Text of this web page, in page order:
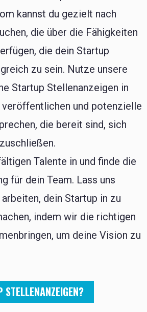
kannst du gezielt nach
die über die Fähigkeiten
die dein Startup
zu sein. Nutze unsere
Startup Stellenanzeigen in
veröffentlichen und potenzielle
die bereit sind, sich
Talente in und finde die
für dein Team. Lass uns
dein Startup in zu
indem wir die richtigen
um deine Vision zu